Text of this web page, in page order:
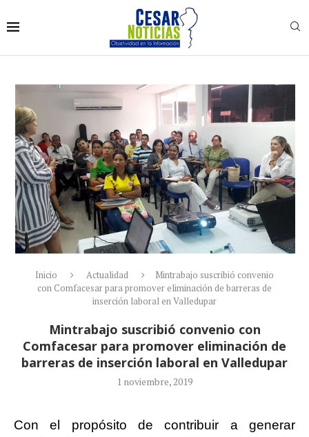
Inicio Actualidad
Mintrabajo suscribió convenio
con Comfacesar para promover eliminación de barreras de
inserción laboral en Valledupar
Mintrabajo suscribió convenio con
Comfacesar para promover eliminación de
barreras de inserción laboral en Valledupar
1 noviembre, 2019
Con el propósito de contribuir a generar